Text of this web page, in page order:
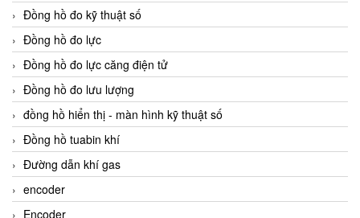
Đồng hồ đo kỹ thuật số
Đồng hồ đo lực
Đồng hồ đo lực căng điện tử
Đồng hồ đo lưu lượng
đồng hồ hiển thị - màn hình kỹ thuật số
Đồng hồ tuabin khí
Đường dẫn khí gas
encoder
Encoder